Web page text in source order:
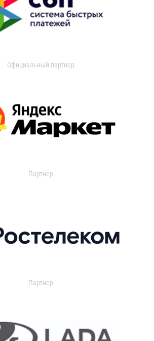
Официальный партнер
Партнер
Партнер